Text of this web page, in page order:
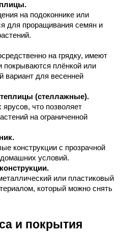
на подоконнике или
для проращивания семян и
на грядку, имеют
плёнкой или
для весенней
(стеллажные).
ярусов, что позволяет
на ограниченной
конструкции с прозрачной
условий.
или пластиковый
который можно снять
и покрытия